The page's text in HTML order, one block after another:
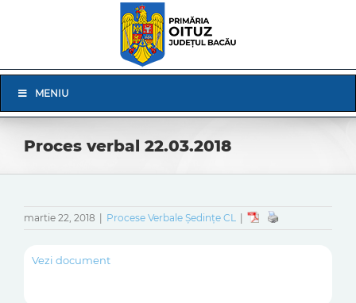
Navigation
MENIU
Proces verbal 22.03.2018
martie 22, 2018 Procese Verbale Ședințe CL
Vezi document